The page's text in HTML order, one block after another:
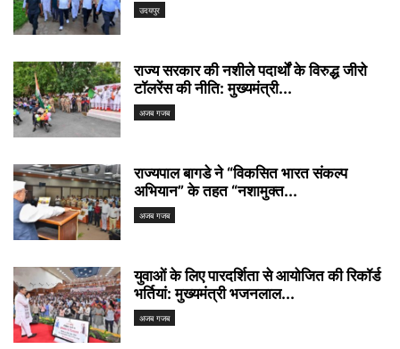
उदयपुर
राज्य सरकार की नशीले पदार्थों के विरुद्ध जीरो
टॉलरेंस की नीति: मुख्यमंत्री...
अजब गजब
राज्यपाल बागडे ने “विकसित भारत संकल्प
अभियान” के तहत “नशामुक्त...
अजब गजब
युवाओं के लिए पारदर्शिता से आयोजित की रिकॉर्ड
भर्तियां: मुख्यमंत्री भजनलाल...
अजब गजब